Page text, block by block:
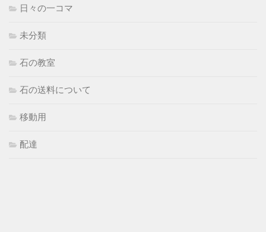
日々の一コマ
未分類
石の教室
石の送料について
移動用
配達